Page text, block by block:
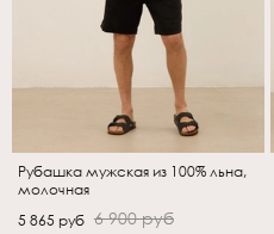
Рубашка мужская из 100% льна,
молочная
5 865 руб 6 900 руб